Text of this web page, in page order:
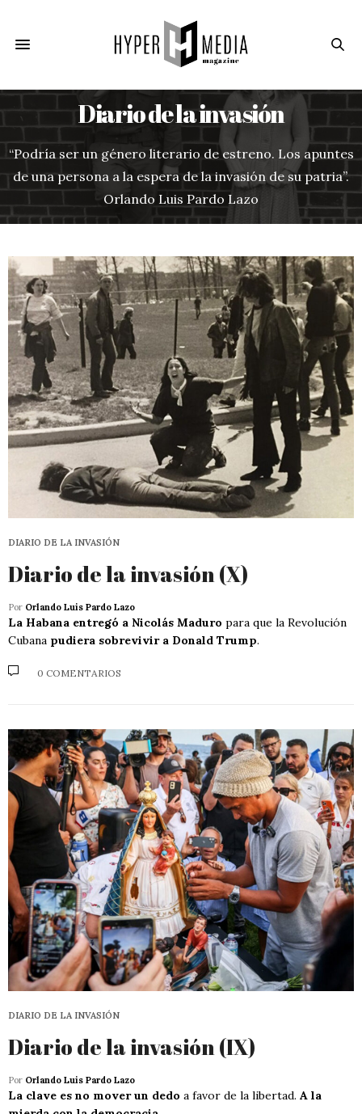
Diario de la invasión
“Podría ser un género literario de estreno. Los apuntes
de una persona a la espera de la invasión de su patria”.
Orlando Luis Pardo Lazo
DIARIO DE LA INVASIÓN
Diario de la invasión (X)
Por Orlando Luis Pardo Lazo
La Habana entregó a Nicolás Maduro para que la Revolución
Cubana pudiera sobrevivir a Donald Trump.
0 COMENTARIOS
DIARIO DE LA INVASIÓN
Diario de la invasión (IX)
Por Orlando Luis Pardo Lazo
La clave es no mover un dedo a favor de la libertad. A la